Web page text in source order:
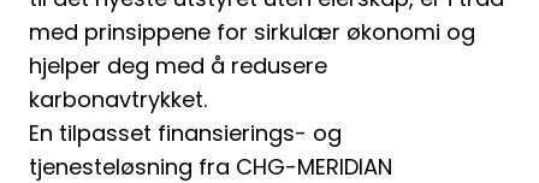
med prinsippene for sirkulær økonomi og
hjelper deg med å redusere
karbonavtrykket.
En tilpasset finansierings- og
tjenesteløsning fra CHG-MERIDIAN